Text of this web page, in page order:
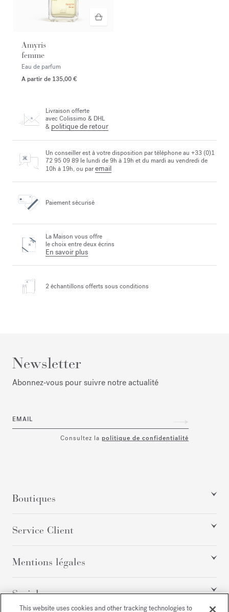
Amyris
femme
Eau de parfum
A partir de 135,00 €
Livraison offerte
avec Colissimo & DHL
& politique de retour
Un conseiller est à votre disposition par téléphone au +33 (0)1
72 95 09 89 le lundi de 9h à 19h et du mardi au vendredi de
10h à 19h, ou paremail
Paiement sécurisé
La Maison vous offre
le choix entre deux écrins
En savoir plus
2 échantillons offerts sous conditions
Newsletter
Abonnez‑vous pour suivre notre actualité
EMAIL
Consultez la politique de confidentialité
Boutiques
Service Client
Mentions légales
Social
This website uses cookies and other tracking technologies to